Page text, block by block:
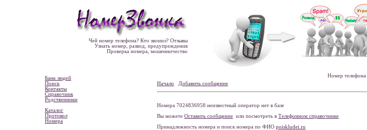
Чей номер телефона? Кто звонил? Отзывы
Узнать номер, развод, предупреждения
Проверка номера, мошенничество
Банк людей
Поиск
Контакты
Справочник
Родственники
Каталог
Протокол
Номера
Номер телефона
Начало
Добавить сообщение
Номера 7024836958 неизвестный оператор нет в базе
Вы можете Оставить сообщение или посмотреть в Телефонном справочнике
Принадлежность номера и поиск номера по ФИО poiskludei.ru